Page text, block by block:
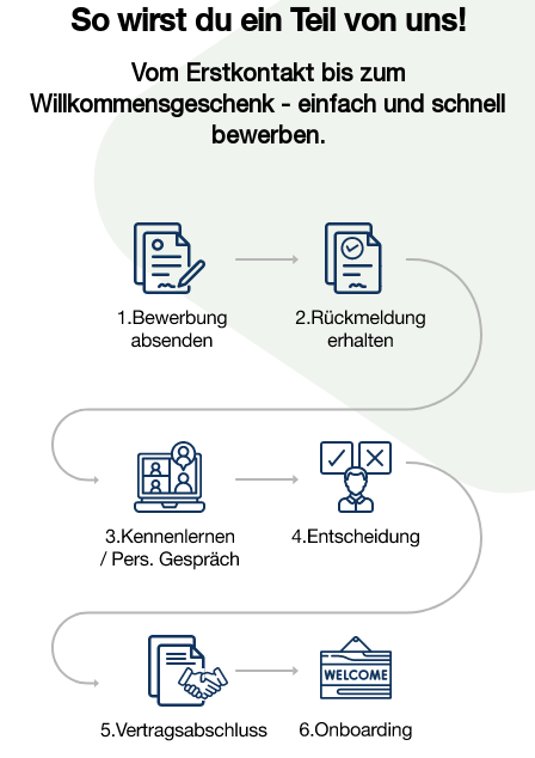
So wirst du ein Teil von uns!
Vom Erstkontakt bis zum
Willkommensgeschenk - einfach und schnell
bewerben.